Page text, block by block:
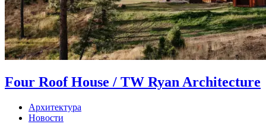
Four Roof House / TW Ryan Architecture
Архитектура
Новости